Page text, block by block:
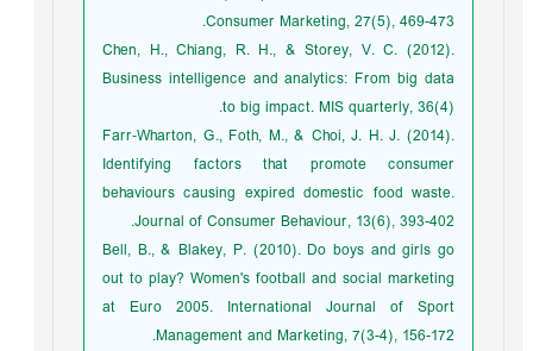
Consumer Marketing, 27(5), 469-473.
Chen, H., Chiang, R. H., & Storey, V. C. (2012).
Business intelligence and analytics: From big data
to big impact. MIS quarterly, 36(4).
Farr‐Wharton, G., Foth, M., & Choi, J. H. J. (2014).
Identifying factors that promote consumer
behaviours causing expired domestic food waste.
Journal of Consumer Behaviour, 13(6), 393-402.
Bell, B., & Blakey, P. (2010). Do boys and girls go
out to play? Women's football and social marketing
at Euro 2005. International Journal of Sport
Management and Marketing, 7(3-4), 156-172.